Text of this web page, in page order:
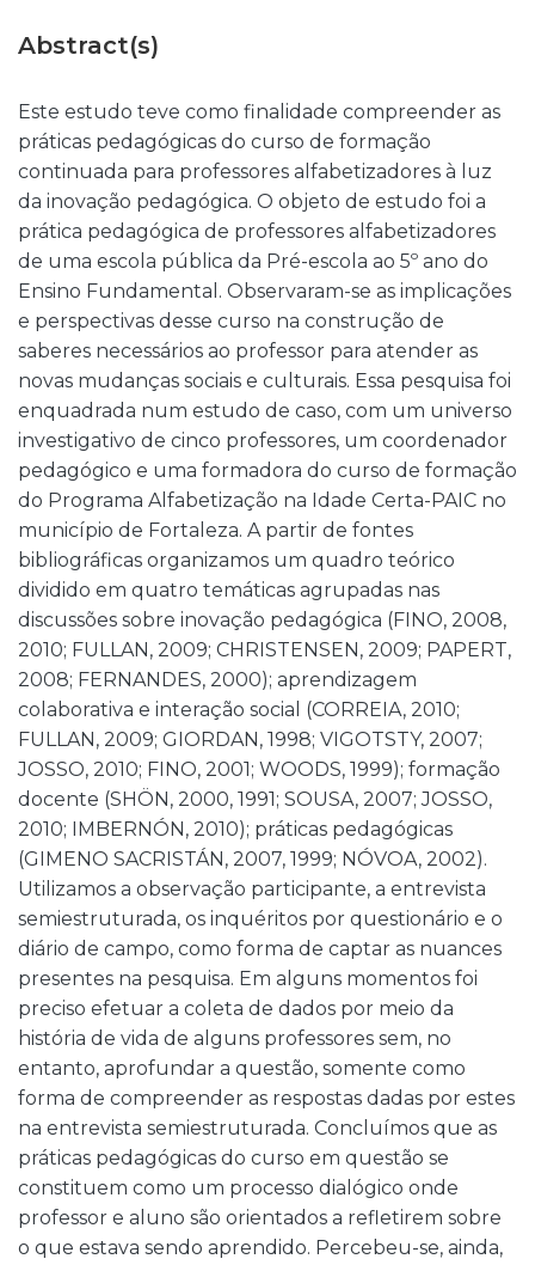
Abstract(s)
Este estudo teve como finalidade compreender as
práticas pedagógicas do curso de formação
continuada para professores alfabetizadores à luz
da inovação pedagógica. O objeto de estudo foi a
prática pedagógica de professores alfabetizadores
de uma escola pública da Pré-escola ao 5º ano do
Ensino Fundamental. Observaram-se as implicações
e perspectivas desse curso na construção de
saberes necessários ao professor para atender as
novas mudanças sociais e culturais. Essa pesquisa foi
enquadrada num estudo de caso, com um universo
investigativo de cinco professores, um coordenador
pedagógico e uma formadora do curso de formação
do Programa Alfabetização na Idade Certa-PAIC no
município de Fortaleza. A partir de fontes
bibliográficas organizamos um quadro teórico
dividido em quatro temáticas agrupadas nas
discussões sobre inovação pedagógica (FINO, 2008,
2010; FULLAN, 2009; CHRISTENSEN, 2009; PAPERT,
2008; FERNANDES, 2000); aprendizagem
colaborativa e interação social (CORREIA, 2010;
FULLAN, 2009; GIORDAN, 1998; VIGOTSTY, 2007;
JOSSO, 2010; FINO, 2001; WOODS, 1999); formação
docente (SHÖN, 2000, 1991; SOUSA, 2007; JOSSO,
2010; IMBERNÓN, 2010); práticas pedagógicas
(GIMENO SACRISTÁN, 2007, 1999; NÓVOA, 2002).
Utilizamos a observação participante, a entrevista
semiestruturada, os inquéritos por questionário e o
diário de campo, como forma de captar as nuances
presentes na pesquisa. Em alguns momentos foi
preciso efetuar a coleta de dados por meio da
história de vida de alguns professores sem, no
entanto, aprofundar a questão, somente como
forma de compreender as respostas dadas por estes
na entrevista semiestruturada. Concluímos que as
práticas pedagógicas do curso em questão se
constituem como um processo dialógico onde
professor e aluno são orientados a refletirem sobre
o que estava sendo aprendido. Percebeu-se, ainda,